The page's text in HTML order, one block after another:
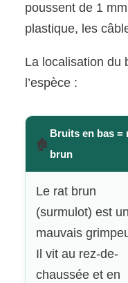
poussent de 1
plastique, les
La localisation du
l’espèce :
🏚️
Bruits en bas =
brun
Le rat brun
(surmulot) est un
mauvais
Il vit au rez-de-
chaussée et en